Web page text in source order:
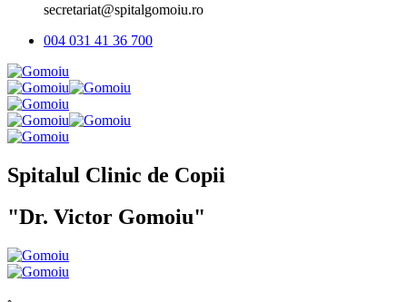
secretariat@spitalgomoiu.ro
004 031 41 36 700
Spitalul Clinic de Copii
"Dr. Victor Gomoiu"